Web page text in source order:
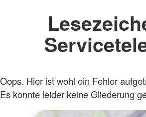
Oops. Hier ist wohl ein Fehler
Es konnte leider keine Gliederung